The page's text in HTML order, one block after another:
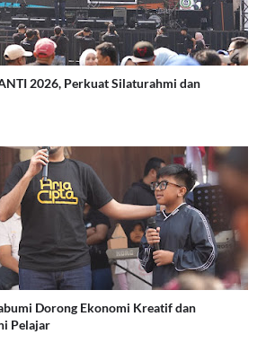
2026, Perkuat Silaturahmi dan
Dorong Ekonomi Kreatif dan
Pelajar